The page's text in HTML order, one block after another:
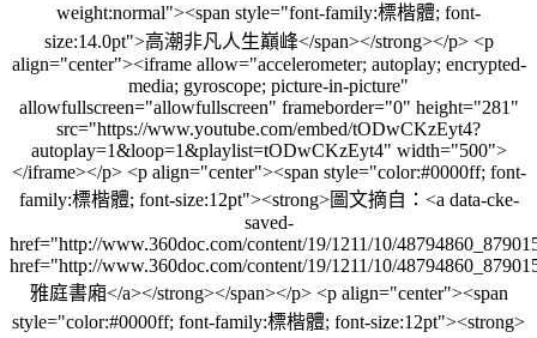
weight:normal"><span style="font-family:標楷體; font-
size:14.0pt">高潮非凡人生巔峰</span></strong></p> <p
align="center"><iframe allow="accelerometer; autoplay; encrypted-
media; gyroscope; picture-in-picture"
allowfullscreen="allowfullscreen" frameborder="0" height="281"
src="https://www.youtube.com/embed/tODwCKzEyt4?
autoplay=1&loop=1&playlist=tODwCKzEyt4" width="500">
</iframe></p> <p align="center"><span style="color:#0000ff; font-
family:標楷體; font-size:12pt"><strong>圖文摘自：<a data-cke-
saved-
href="http://www.360doc.com/content/19/1211/10/
href="http://www.360doc.com/content/19/1211/10/
雅庭書廂</a></strong></span></p> <p align="center"><span
style="color:#0000ff; font-family:標楷體; font-size:12pt"><strong>